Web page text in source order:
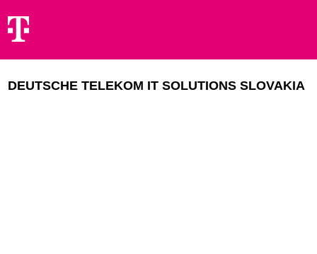
DEUTSCHE TELEKOM IT SOLUTIONS SLOVAKIA